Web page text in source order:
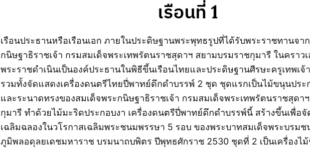
เรือนที่ 1
เรือนประธานหรือเรือนเอก ภายในประดิษฐานพระพุทธรูปที่ได้รับพระราชทานจา
กนิษฐาธิราชเจ้า กรมสมเด็จพระเทพรัตนราชสุดาฯ สยามบรมราชกุมารี ในคราว
พระราชดำเนินเป็นองค์ประธานในพิธีขึ้นเรือนไทยและประดิษฐานศีรษะครูเทพเจ้
รวมทั้งจัดแสดงเครื่องดนตรีไทยปี่พาทย์ดึกดำบรรพ์ 2 ชุด ชุดแรกเป็นไม้ขนุนประ
และระนาดทรงของสมเด็จพระกนิษฐาธิราชเจ้า กรมสมเด็จพระเทพรัตนราชสุดา
กุมารี ทำด้วยไม้มะริดประกอบงา เครื่องดนตรีปี่พาทย์ดึกดำบรรพ์นี้ สร้างขึ้นเพื่อจั
เฉลิมฉลองในวโรกาสเฉลิมพระชนมพรรษา 5 รอบ ของพระบาทสมเด็จพระบรมช
ภูมิพลอดุลยเดชมหาราช บรมนาถบพิตร ปีพุทธศักราช 2530 ชุดที่ 2 เป็นเครื่องไ